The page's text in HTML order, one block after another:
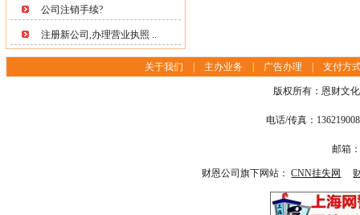
公司注销手续?
注册新公司,办理营业执照 ..
关于我们 | 主办业务 | 广告办理 |支付方
版权所有：恩财文
电话/传真：
邮箱
财恩公司旗下网站：CNN挂失网